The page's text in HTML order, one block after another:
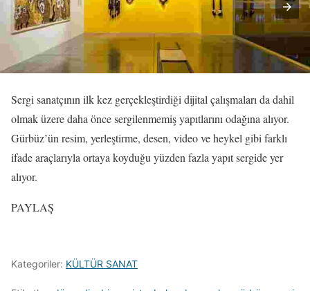
Sergi sanatçının ilk kez gerçekleştirdiği dijital çalışmaları da dahil
olmak üzere daha önce sergilenmemiş yapıtlarını odağına alıyor.
Gürbüz’ün resim, yerleştirme, desen, video ve heykel gibi farklı
ifade araçlarıyla ortaya koyduğu yüzden fazla yapıt sergide yer
alıyor.
PAYLAŞ
Kategoriler: KÜLTÜR SANAT